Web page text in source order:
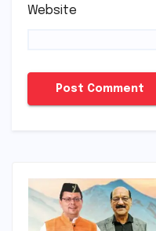
Website